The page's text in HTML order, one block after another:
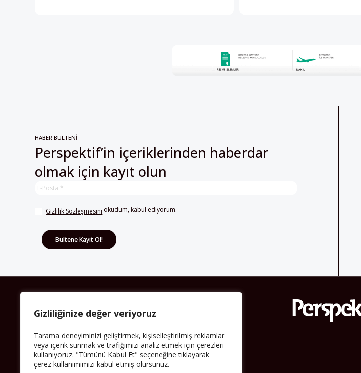
Gizliliğinize değer veriyoruz
Tarama deneyiminizi geliştirmek, kişiselleştirilmiş reklamlar
veya içerik sunmak ve trafiğimizi analiz etmek için çerezleri
kullanıyoruz. "Tümünü Kabul Et" seçeneğine tıklayarak
çerez kullanımımızı kabul etmiş olursunuz.
HABER BÜLTENİ
Perspektif’in içeriklerinden haberdar
olmak için kayıt olun
Gizlilik Sözleşmesini okudum, kabul ediyorum.
Avrupa’ya işçi göçü yarım asrı ardında bırakırken
geldiler. Bu durum “vatan”, “aidiyet”, “İslam” ve “Avrupa”
gibi birçok kavramın çift taraflı olarak sorgulanmasına
neden oldu. Avrupa’da yerleşik bir Müslüman cemaatin
oluşması, hem yerleşik kültür ve siyasi düzen için, hem
de Müslümanlar için yeni sorulara da kapı araladı.